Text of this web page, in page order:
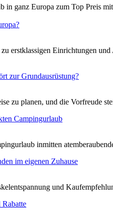
in ganz Europa zum Top Preis
erstklassigen Einrichtungen
zur Grundausrüstung?
zu planen, und die Vorfreude
Campingurlaub
inmitten
im eigenen Zuhause
und